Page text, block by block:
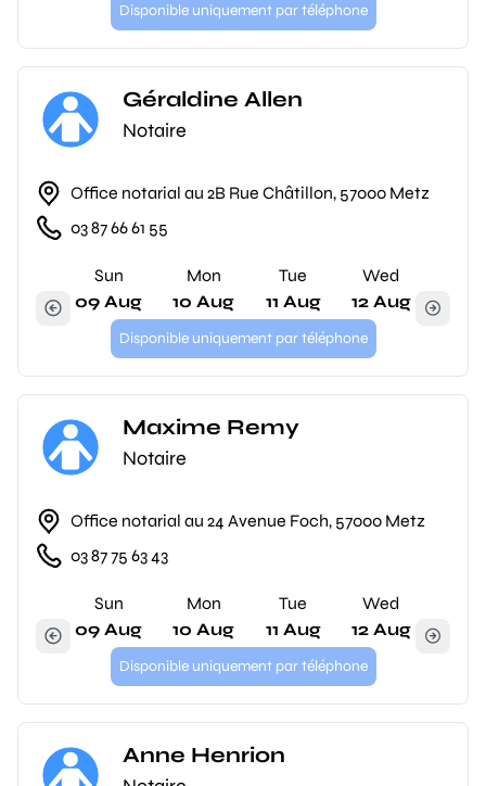
Disponible uniquement par téléphone
Géraldine Allen
Notaire
Office notarial au 2B Rue Châtillon, 57000 Metz
03 87 66 61 55
Sun
09 Aug
Mon
10 Aug
Tue
11 Aug
Wed
12 Aug
Disponible uniquement par téléphone
Maxime Remy
Notaire
Office notarial au 24 Avenue Foch, 57000 Metz
03 87 75 63 43
Sun
09 Aug
Mon
10 Aug
Tue
11 Aug
Wed
12 Aug
Disponible uniquement par téléphone
Anne Henrion